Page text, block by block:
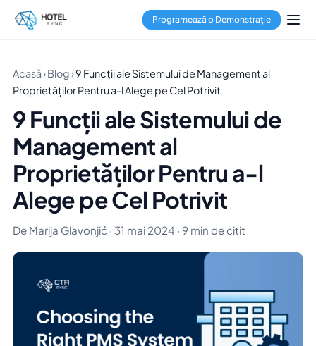
Programează o Demonstrație
Acasă›Blog›9 Funcții ale Sistemului de Management al
Proprietăților Pentru a-l Alege pe Cel Potrivit
9 Funcții ale Sistemului de
Management al
Proprietăților Pentru a-l
Alege pe Cel Potrivit
De Marija Glavonjić · 31 mai 2024 · 9 min de citit